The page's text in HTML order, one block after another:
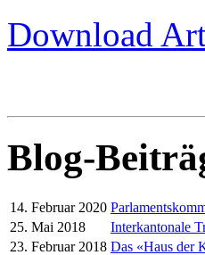
Download
Blog-
14. Februar 2020
25. Mai 2018
Interkantonale
23. Februar 2018 Das «Haus der